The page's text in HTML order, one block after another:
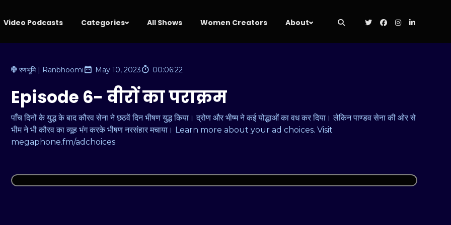
Video Podcasts Categories All Shows Women Creators About
रणभूमि | Ranbhoomi May 10, 2023 00:06:22
Episode 6- वीरों का पराक्रम
पाँच दिनों के युद्ध के बाद कौरव सेना ने छठवें दिन भीषण युद्ध किया। द्रोण और भीष्म ने कई योद्धाओं का वध कर दिया। लेकिन पाण्डव सेना की ओर से
भीम ने भी कौरव का व्यूह भंग करके भीषण नरसंहार मचाया। Learn more about your ad choices. Visit
megaphone.fm/adchoices